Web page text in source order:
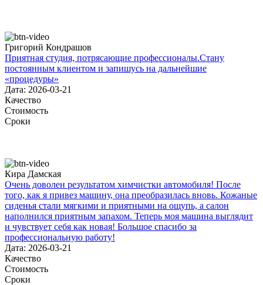
Григорий Кондрашов
Приятная студия, потрясающие профессионалы.Стану
постоянным клиентом и запишусь на дальнейшие
«процедуры»
Дата: 2026-03-21
Качество
Стоимость
Сроки
Кира Дамская
Очень доволен результатом химчистки автомобиля! После
того, как я привез машину, она преобразилась вновь. Кожаные
сиденья стали мягкими и приятными на ощупь, а салон
наполнился приятным запахом. Теперь моя машина выглядит
и чувствует себя как новая! Большое спасибо за
профессиональную работу!
Дата: 2026-03-21
Качество
Стоимость
Сроки